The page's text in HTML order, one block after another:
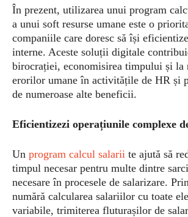
În prezent, utilizarea unui program
a unui soft resurse umane este o
companiile care doresc să își
interne. Aceste soluții digitale
birocrației, economisirea timpului și la
erorilor umane în activitățile de HR și
de numeroase alte beneficii.
Eficientizezi operațiunile complexe
Un program calcul salarii te ajută să
timpul necesar pentru multe dintre
necesare în procesele de salarizare.
numără calcularea salariilor cu toate
variabile, trimiterea fluturașilor de